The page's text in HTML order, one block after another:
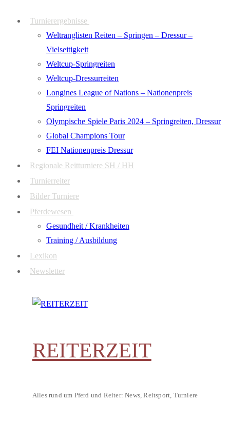
Turnierergebnisse
Weltranglisten Reiten – Springen – Dressur –
Vielseitigkeit
Weltcup-Springreiten
Weltcup-Dressurreiten
Longines League of Nations – Nationenpreis
Springreiten
Olympische Spiele Paris 2024 – Springreiten, Dressur
Global Champions Tour
FEI Nationenpreis Dressur
Regionale Reitturniere SH / HH
Turnierreiter
Bilder Turniere
Pferdewesen
Gesundheit / Krankheiten
Training / Ausbildung
Lexikon
Newsletter
REITERZEIT
Alles rund um Pferd und Reiter: News, Reitsport, Turniere